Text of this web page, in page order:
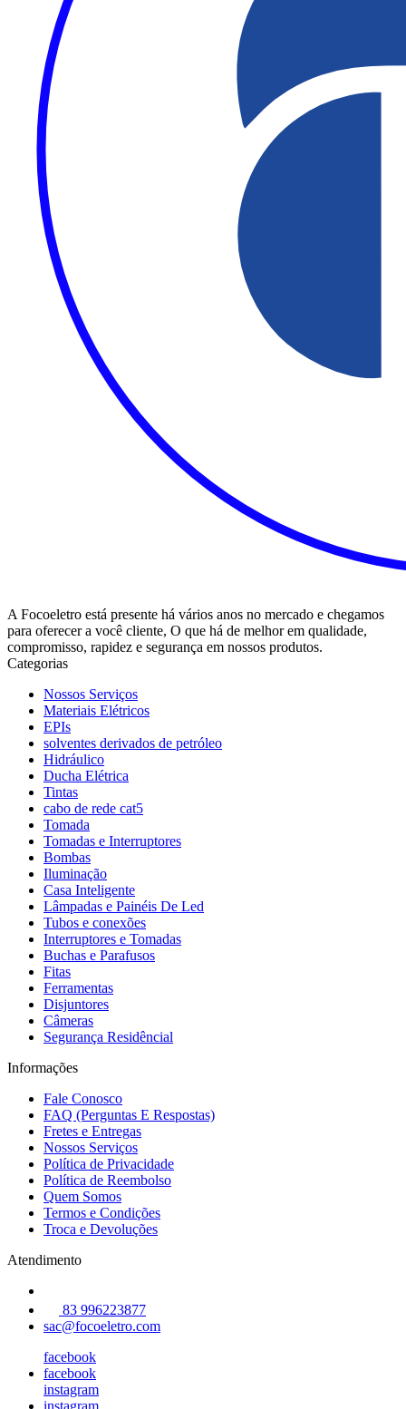
A Focoeletro está presente há vários anos no mercado e chegamos
para oferecer a você cliente, O que há de melhor em qualidade,
compromisso, rapidez e segurança em nossos produtos.
Categorias
Nossos Serviços
Materiais Elétricos
EPIs
solventes derivados de petróleo
Hidráulico
Ducha Elétrica
Tintas
cabo de rede cat5
Tomada
Tomadas e Interruptores
Bombas
Iluminação
Casa Inteligente
Lâmpadas e Painéis De Led
Tubos e conexões
Interruptores e Tomadas
Buchas e Parafusos
Fitas
Ferramentas
Disjuntores
Câmeras
Segurança Residêncial
Informações
Fale Conosco
FAQ (Perguntas E Respostas)
Fretes e Entregas
Nossos Serviços
Política de Privacidade
Política de Reembolso
Quem Somos
Termos e Condições
Troca e Devoluções
Atendimento
83 996223877
sac@focoeletro.com
facebook
facebook
instagram
instagram